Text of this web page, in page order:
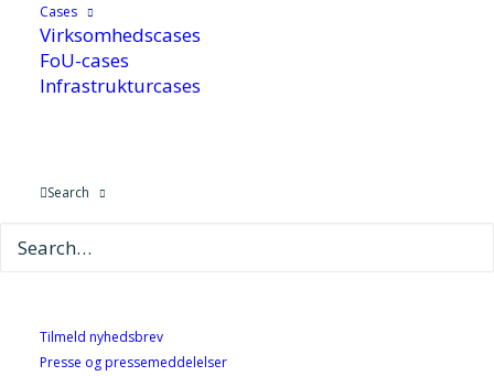
Cases
Virksomhedscases
FoU-cases
Infrastrukturcases
Search
Tilmeld nyhedsbrev
Presse og pressemeddelelser
indsatsområder, som GTS-institutterne skal
arbejde med i de kommende fire år. DBI er klar
til at udvikle nye løsninger, som er både
tildelt DBI 70,8 mio. kr. i forbindelse med den
Det giver mulighed for at arbejde med
brandsikre biobaserede og genanvendte
byggevarer”, ”Brandsikkerhed for biobaseret